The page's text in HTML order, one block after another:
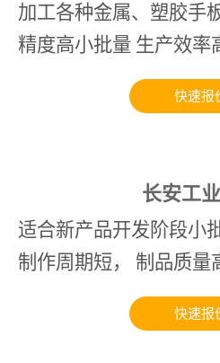
加工各种金属、塑胶手
精度高小批量 生产效率
快速报
长安工
适合新产品开发阶段小
制作周期短， 制品质量
快速报